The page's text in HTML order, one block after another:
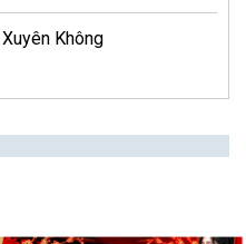
Xuyên Không